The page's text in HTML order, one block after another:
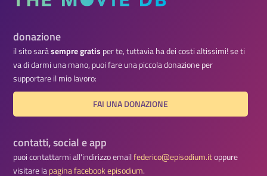
donazione
il sito saràsempre gratis per te, tuttavia ha dei costi altissimi! se ti
va di darmi una mano, puoi fare una piccola donazione per
supportare il mio lavoro:
FAI UNA DONAZIONE
contatti, social e app
puoi contattarmi all'indirizzo emailfederico@episodium.itoppure
visitare lapagina facebook episodium.